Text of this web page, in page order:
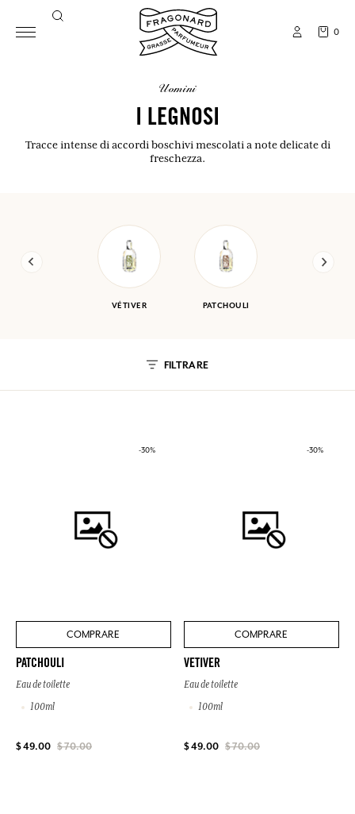
0
uomini
I LEGNOSI
Tracce intense di accordi boschivi mescolati a note delicate di
freschezza.
VÉTIVER PATCHOULI
FILTRARE
-30%
COMPRARE
PATCHOULI
Eau de toilette
100ml
$ 49.00 $ 70.00
-30%
COMPRARE
VETIVER
Eau de toilette
100ml
$ 49.00 $ 70.00